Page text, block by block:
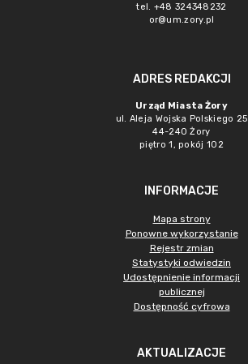
tel. +48 324348232
or@um.zory.pl
ADRES REDAKCJI
Urząd Miasta Żory
ul. Aleja Wojska Polskiego 25
44-240 Żory
piętro 1, pokój 102
INFORMACJE
Mapa strony
Ponowne wykorzystanie
Rejestr zmian
Statystyki odwiedzin
Udostępnienie informacji
publicznej
Dostępność cyfrowa
AKTUALIZACJE